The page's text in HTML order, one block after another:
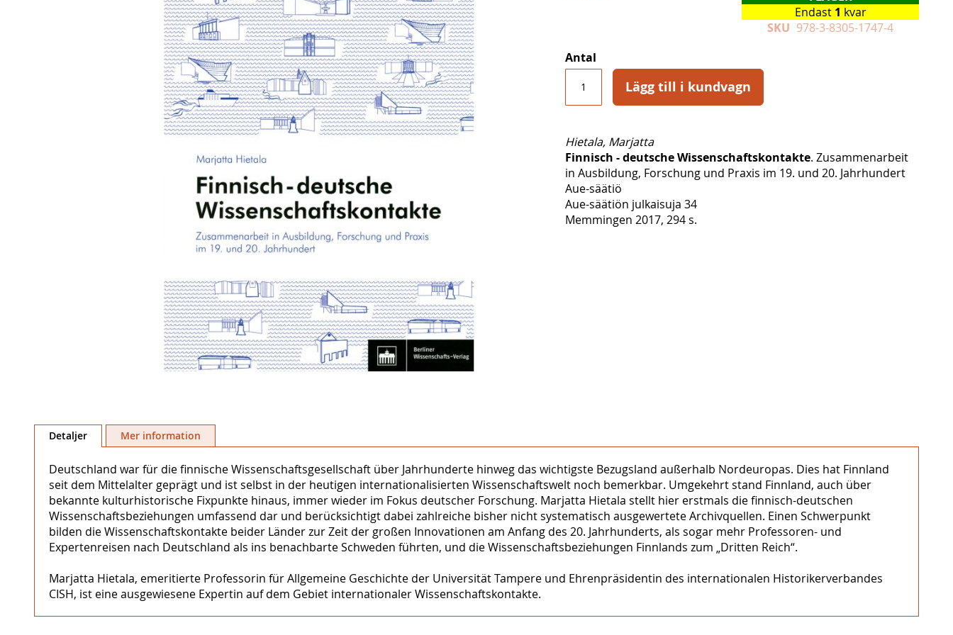
till
bildgalleriet
Endast 1 kvar
SKU 978-3-8305-1747-4
Antal
Lägg till i kundvagn
Hietala, Marjatta
Finnisch - deutsche Wissenschaftskontakte. Zusammenarbeit
in Ausbildung, Forschung und Praxis im 19. und 20. Jahrhundert
Aue-säätiö
Aue-säätiön julkaisuja 34
Memmingen 2017, 294 s.
Detaljer
Deutschland war für die finnische Wissenschaftsgesellschaft über Jahrhunderte hinweg das wichtigste Bezugsland außerhalb Nordeuropas. Dies hat Finnland
seit dem Mittelalter geprägt und ist selbst in der heutigen internationalisierten Wissenschaftswelt noch bemerkbar. Umgekehrt stand Finnland, auch über
bekannte kulturhistorische Fixpunkte hinaus, immer wieder im Fokus deutscher Forschung. Marjatta Hietala stellt hier erstmals die finnisch-deutschen
Wissenschaftsbeziehungen umfassend dar und berücksichtigt dabei zahlreiche bisher nicht systematisch ausgewertete Archivquellen. Einen Schwerpunkt
bilden die Wissenschaftskontakte beider Länder zur Zeit der großen Innovationen am Anfang des 20. Jahrhunderts, als sogar mehr Professoren- und
Expertenreisen nach Deutschland als ins benachbarte Schweden führten, und die Wissenschaftsbeziehungen Finnlands zum „Dritten Reich“.
Marjatta Hietala, emeritierte Professorin für Allgemeine Geschichte der Universität Tampere und Ehrenpräsidentin des internationalen Historikerverbandes
CISH, ist eine ausgewiesene Expertin auf dem Gebiet internationaler Wissenschaftskontakte.
Mer information